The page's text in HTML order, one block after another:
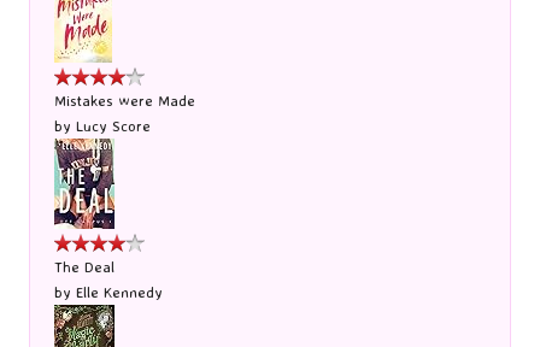
Mistakes were Made
by Lucy Score
The Deal
by Elle Kennedy